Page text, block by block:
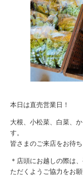
本日は直売営業日！
大根、小松菜、白菜、
す。
皆さまのご来店をお待
＊店頭にお越しの際は
ただくようご協力をお願